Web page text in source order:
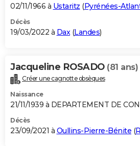
02/11/1966 à Ustaritz (Pyrénées-
Décès
19/03/2022 à Dax(Landes)
Jacqueline ROSADO (81 ans)
Créer une cagnotte obsèques
Naissance
21/11/1939 à DEPARTEMENT DE
Décès
23/09/2021 à Oullins-Pierre-Bénite (